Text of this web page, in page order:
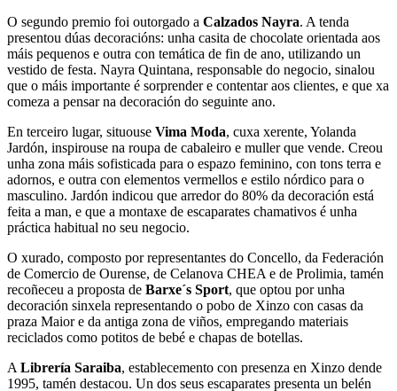
O segundo premio foi outorgado a Calzados Nayra. A tenda
presentou dúas decoracións: unha casita de chocolate orientada aos
máis pequenos e outra con temática de fin de ano, utilizando un
vestido de festa. Nayra Quintana, responsable do negocio, sinalou
que o máis importante é sorprender e contentar aos clientes, e que xa
comeza a pensar na decoración do seguinte ano.
En terceiro lugar, situouse Vima Moda, cuxa xerente, Yolanda
Jardón, inspirouse na roupa de cabaleiro e muller que vende. Creou
unha zona máis sofisticada para o espazo feminino, con tons terra e
adornos, e outra con elementos vermellos e estilo nórdico para o
masculino. Jardón indicou que arredor do 80% da decoración está
feita a man, e que a montaxe de escaparates chamativos é unha
práctica habitual no seu negocio.
O xurado, composto por representantes do Concello, da Federación
de Comercio de Ourense, de Celanova CHEA e de Prolimia, tamén
recoñeceu a proposta de Barxe´s Sport, que optou por unha
decoración sinxela representando o pobo de Xinzo con casas da
praza Maior e da antiga zona de viños, empregando materiais
reciclados como potitos de bebé e chapas de botellas.
A Librería Saraiba, establecemento con presenza en Xinzo dende
1995, tamén destacou. Un dos seus escaparates presenta un belén